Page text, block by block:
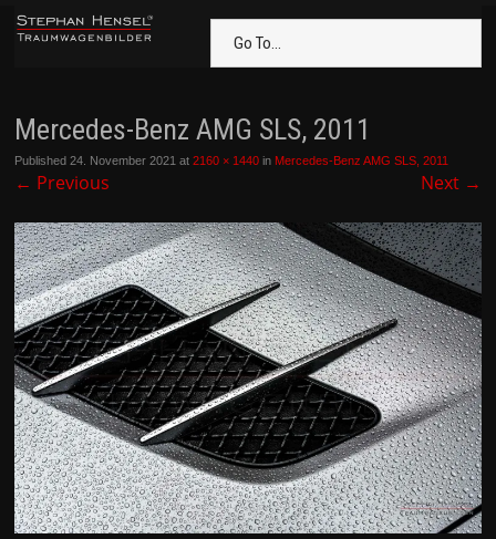
Go To...
Mercedes-Benz AMG SLS, 2011
Published24. November 2021 at2160 × 1440 in Mercedes-Benz AMG SLS, 2011
← Previous Next →